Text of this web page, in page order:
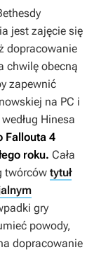
jest zajęcie się
dopracowanie
chwilę obecną
zapewnić
na PC i
Hinesa
Fallouta 4
roku. Cała
twórców tytuł
gry
powody,
dopracowanie